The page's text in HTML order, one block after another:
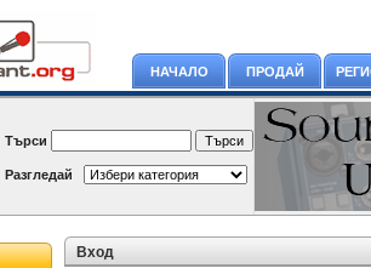
НАЧАЛО ПРОДАЙ
Търси
Разгледай
Вход